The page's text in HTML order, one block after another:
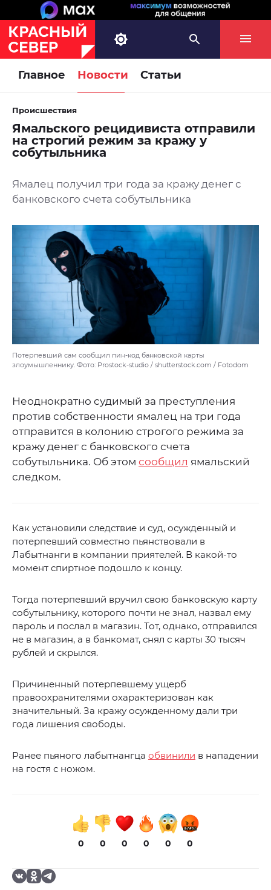
Главное Новости Статьи
Происшествия
Ямальского рецидивиста отправили
на строгий режим за кражу у
собутыльника
Ямалец получил три года за кражу денег с
банковского счета собутыльника
Потерпевший сам сообщил пин-код банковской карты
злоумышленнику. Фото: Prostock-studio / shutterstock.com / Fotodom
Неоднократно судимый за преступления
против собственности ямалец на три года
отправится в колонию строгого режима за
кражу денег с банковского счета
собутыльника. Об этом сообщил ямальский
следком.
Как установили следствие и суд, осужденный и
потерпевший совместно пьянствовали в
Лабытнанги в компании приятелей. В какой-то
момент спиртное подошло к концу.
Тогда потерпевший вручил свою банковскую карту
собутыльнику, которого почти не знал, назвал ему
пароль и послал в магазин. Тот, однако, отправился
не в магазин, а в банкомат, снял с карты 30 тысяч
рублей и скрылся.
Причиненный потерпевшему ущерб
правоохранителями охарактеризован как
значительный. За кражу осужденному дали три
года лишения свободы.
Ранее пьяного лабытнангца обвинили в нападении
на гостя с ножом.
0 0 0 0 0 0